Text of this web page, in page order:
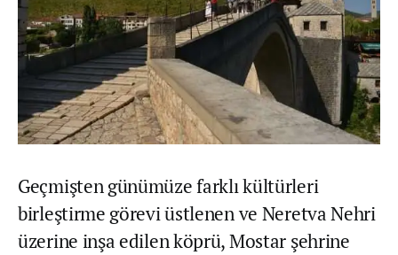
Geçmişten günümüze farklı kültürleri
birleştirme görevi üstlenen ve Neretva Nehri
üzerine inşa edilen köprü, Mostar şehrine